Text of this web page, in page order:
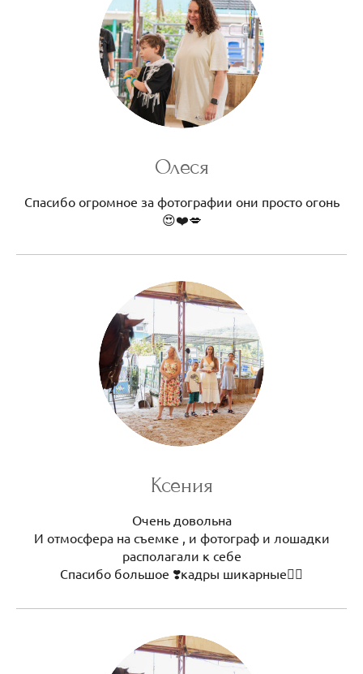
Олеся
Спасибо огромное за фотографии они просто огонь
😍❤️💋
Ксения
Очень довольна
И отмосфера на съемке , и фотограф и лошадки
располагали к себе
Спасибо большое ❣️кадры шикарные❤️‍🔥